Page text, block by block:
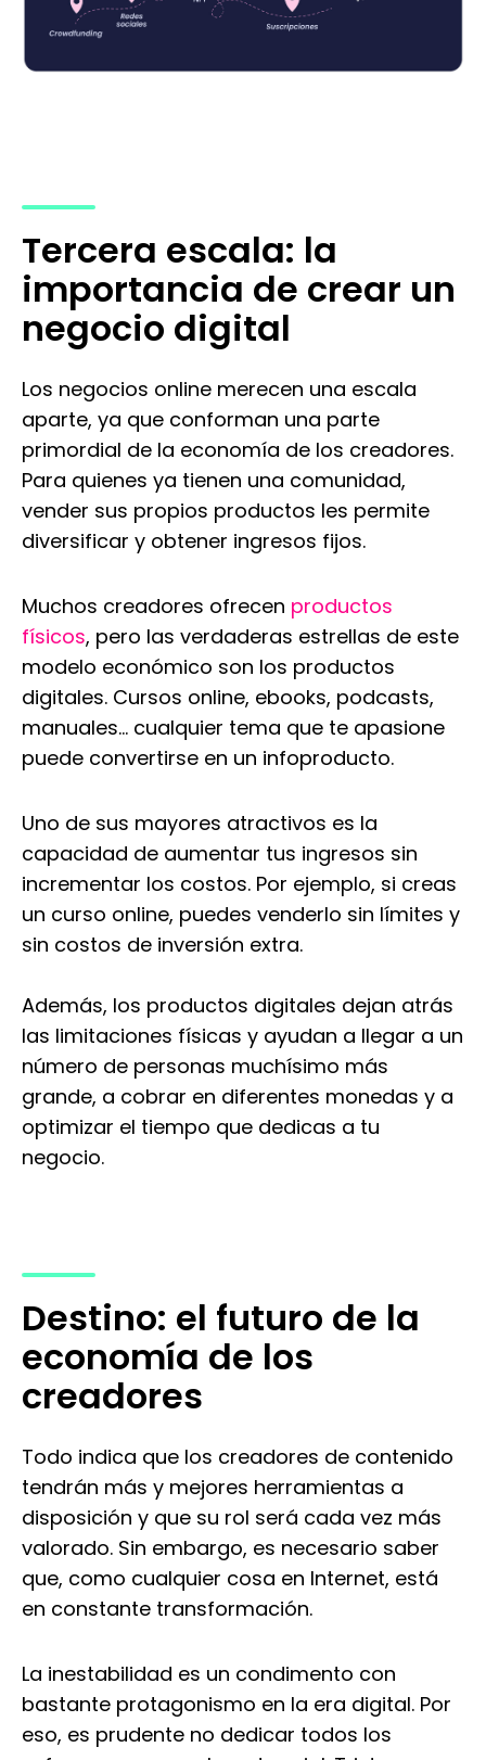
Tercera escala: la
importancia de crear un
negocio digital
Los negocios online merecen una escala
aparte, ya que conforman una parte
primordial de la economía de los creadores.
Para quienes ya tienen una comunidad,
vender sus propios productos les permite
diversificar y obtener ingresos fijos.
Muchos creadores ofrecen productos
físicos, pero las verdaderas estrellas de este
modelo económico son los productos
digitales. Cursos online, ebooks, podcasts,
manuales… cualquier tema que te apasione
puede convertirse en un infoproducto.
Uno de sus mayores atractivos es la
capacidad de aumentar tus ingresos sin
incrementar los costos. Por ejemplo, si creas
un curso online, puedes venderlo sin límites y
sin costos de inversión extra.
Además, los productos digitales dejan atrás
las limitaciones físicas y ayudan a llegar a un
número de personas muchísimo más
grande, a cobrar en diferentes monedas y a
optimizar el tiempo que dedicas a tu
negocio.
Destino: el futuro de la
economía de los
creadores
Todo indica que los creadores de contenido
tendrán más y mejores herramientas a
disposición y que su rol será cada vez más
valorado. Sin embargo, es necesario saber
que, como cualquier cosa en Internet, está
en constante transformación.
La inestabilidad es un condimento con
bastante protagonismo en la era digital. Por
eso, es prudente no dedicar todos los